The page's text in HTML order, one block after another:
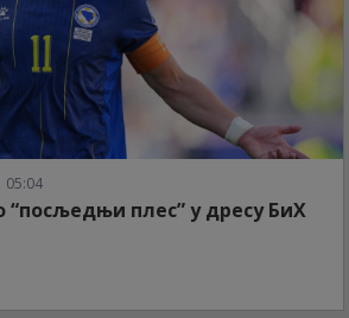
05:04
“посљедњи плес” у дресу БиХ